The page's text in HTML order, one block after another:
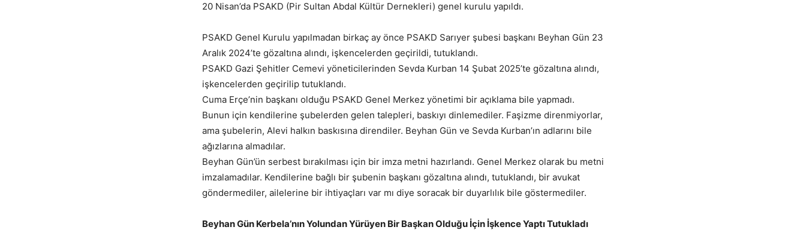
20 Nisan’da PSAKD (Pir Sultan Abdal Kültür Dernekleri) genel kurulu yapıldı.
PSAKD Genel Kurulu yapılmadan birkaç ay önce PSAKD Sarıyer şubesi başkanı Beyhan Gün 23
Aralık 2024’te gözaltına alındı, işkencelerden geçirildi, tutuklandı.
PSAKD Gazi Şehitler Cemevi yöneticilerinden Sevda Kurban 14 Şubat 2025’te gözaltına alındı,
işkencelerden geçirilip tutuklandı.
Cuma Erçe’nin başkanı olduğu PSAKD Genel Merkez yönetimi bir açıklama bile yapmadı.
Bunun için kendilerine şubelerden gelen talepleri, baskıyı dinlemediler. Faşizme direnmiyorlar,
ama şubelerin, Alevi halkın baskısına direndiler. Beyhan Gün ve Sevda Kurban’ın adlarını bile
ağızlarına almadılar.
Beyhan Gün’ün serbest bırakılması için bir imza metni hazırlandı. Genel Merkez olarak bu metni
imzalamadılar. Kendilerine bağlı bir şubenin başkanı gözaltına alındı, tutuklandı, bir avukat
göndermediler, ailelerine bir ihtiyaçları var mı diye soracak bir duyarlılık bile göstermediler.
Beyhan Gün Kerbela’nın Yolundan Yürüyen Bir Başkan Olduğu İçin İşkence Yaptı Tutukladı